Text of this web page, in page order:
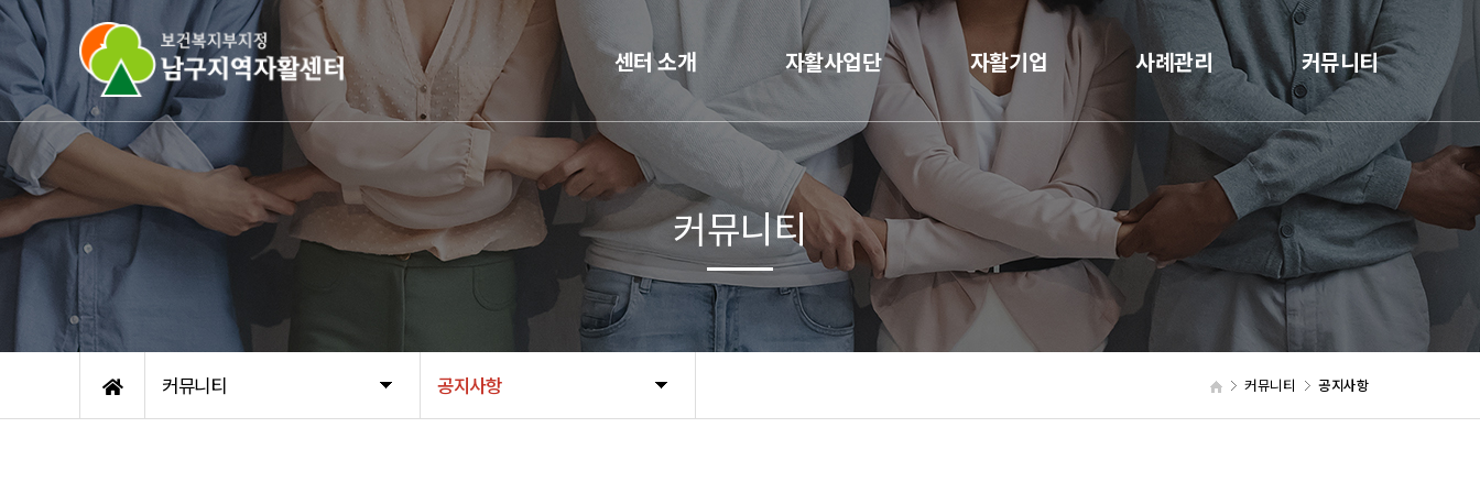
센터 소개 자활사업단 자활기업 사례관리 커뮤니티
커뮤니티 공지사항 커뮤니티 공지사항
커뮤니티